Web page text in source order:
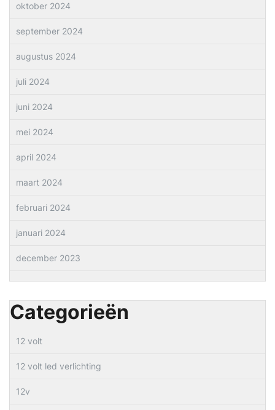
oktober 2024
september 2024
augustus 2024
juli 2024
juni 2024
mei 2024
april 2024
maart 2024
februari 2024
januari 2024
december 2023
Categorieën
12 volt
12 volt led verlichting
12v